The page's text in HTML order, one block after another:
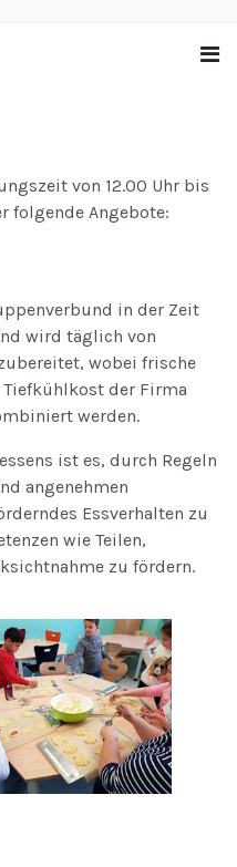
von 12.00 Uhr bis
folgende Angebote:
in der Zeit
wird täglich von
wobei frische
der Firma
werden.
ist es, durch Regeln
angenehmen
Essverhalten zu
wie Teilen,
zu fördern.